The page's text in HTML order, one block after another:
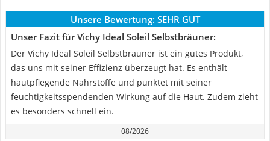
Unsere Bewertung: SEHR GUT
Unser Fazit für Vichy ‎Ideal Soleil Selbstbräuner:
Der Vichy ‎Ideal Soleil Selbstbräuner ist ein gutes Produkt,
das uns mit seiner Effizienz überzeugt hat. Es enthält
hautpflegende Nährstoffe und punktet mit seiner
feuchtigkeitsspendenden Wirkung auf die Haut. Zudem zieht
es besonders schnell ein.
08/2026